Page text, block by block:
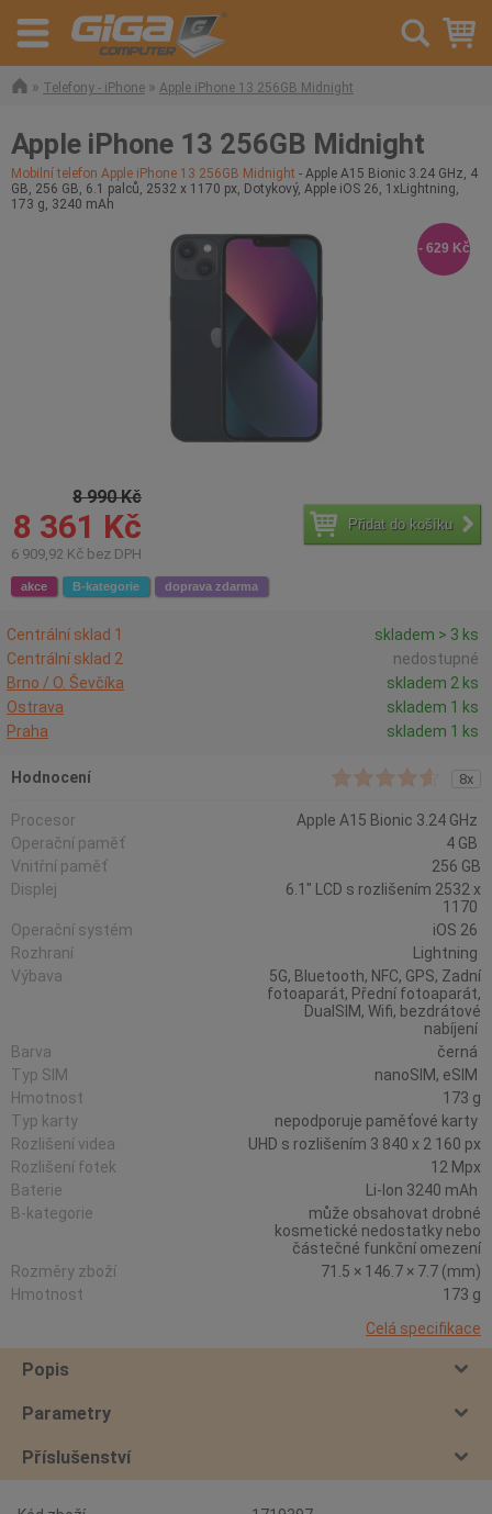
» Telefony - iPhone » Apple iPhone 13 256GB Midnight
Apple iPhone 13 256GB Midnight
Mobilní telefon Apple iPhone 13 256GB Midnight - Apple A15 Bionic 3.24 GHz, 4
GB, 256 GB, 6.1 palců, 2532 x 1170 px, Dotykový, Apple iOS 26, 1xLightning,
173 g, 3240 mAh
8 990 Kč
8 361 Kč
6 909,92 Kč bez DPH
Přidat do košíku
akce B-kategorie doprava zdarma
- 629 Kč
Centrální sklad 1
skladem > 3 ks
Centrální sklad 2
nedostupné
Brno / O. Ševčíka
skladem 2 ks
Ostrava
skladem 1 ks
Praha
skladem 1 ks
Hodnocení 8x
Procesor
Apple A15 Bionic 3.24 GHz
Operační paměť
4 GB
Vnitřní paměť
256 GB
Displej
6.1" LCD s rozlišením 2532 x
1170
Operační systém
iOS 26
Rozhraní
Lightning
Výbava
5G, Bluetooth, NFC, GPS, Zadní
fotoaparát, Přední fotoaparát,
DualSIM, Wifi, bezdrátové
nabíjení
Barva
černá
Typ SIM
nanoSIM, eSIM
Hmotnost
173 g
Typ karty
nepodporuje paměťové karty
Rozlišení videa
UHD s rozlišením 3 840 x 2 160 px
Rozlišení fotek
12 Mpx
Baterie
Li-Ion 3240 mAh
B-kategorie
může obsahovat drobné
kosmetické nedostatky nebo
částečné funkční omezení
Rozměry zboží
71.5 × 146.7 × 7.7 (mm)
Hmotnost
173 g
Celá specifikace
Popis
Parametry
Příslušenství